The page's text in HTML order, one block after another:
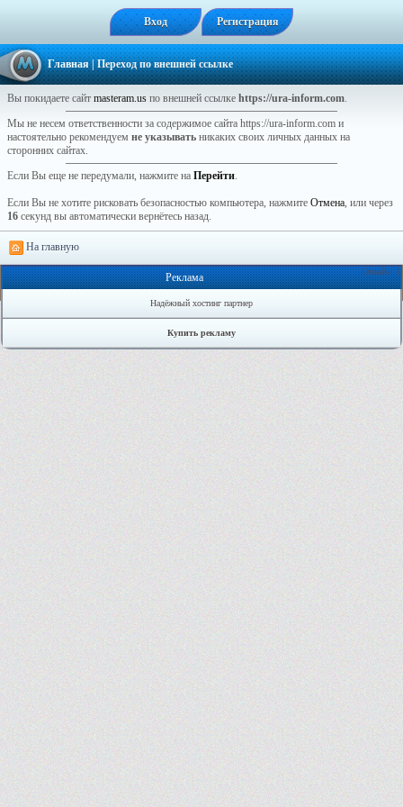
Вход Регистрация
Главная| Переход по внешней ссылке
Вы покидаете сайт masteram.us по внешней ссылке https://ura-inform.com.
Мы не несем ответственности за содержимое сайта https://ura-inform.com и
настоятельно рекомендуем не указывать никаких своих личных данных на
сторонних сайтах.
Если Вы еще не передумали, нажмите на Перейти.
Если Вы не хотите рисковать безопасностью компьютера, нажмите Отмена, или через
16 секунд вы автоматически вернётесь назад.
На главную
Онлайн: 1
Реклама
Надёжный хостинг партнер
Купить рекламу